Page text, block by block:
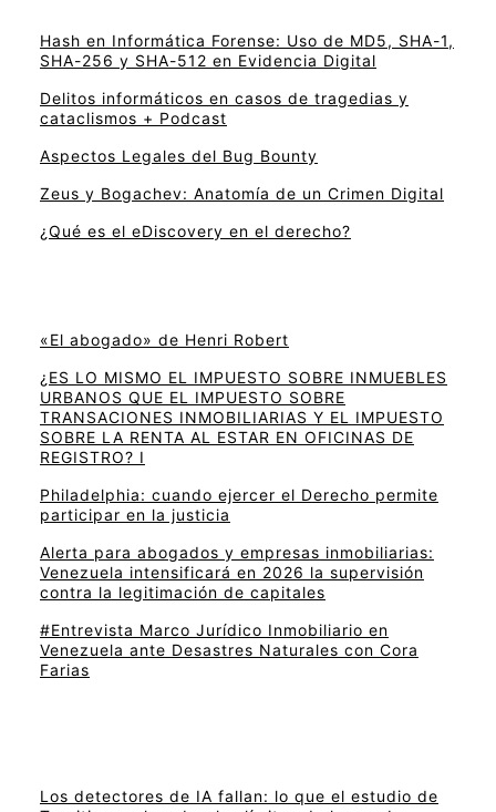
Hash en Informática Forense: Uso de MD5, SHA-1,
SHA-256 y SHA-512 en Evidencia Digital
Delitos informáticos en casos de tragedias y
cataclismos + Podcast
Aspectos Legales del Bug Bounty
Zeus y Bogachev: Anatomía de un Crimen Digital
¿Qué es el eDiscovery en el derecho?
«El abogado» de Henri Robert
¿ES LO MISMO EL IMPUESTO SOBRE INMUEBLES
URBANOS QUE EL IMPUESTO SOBRE
TRANSACIONES INMOBILIARIAS Y EL IMPUESTO
SOBRE LA RENTA AL ESTAR EN OFICINAS DE
REGISTRO? I
Philadelphia: cuando ejercer el Derecho permite
participar en la justicia
Alerta para abogados y empresas inmobiliarias:
Venezuela intensificará en 2026 la supervisión
contra la legitimación de capitales
#Entrevista Marco Jurídico Inmobiliario en
Venezuela ante Desastres Naturales con Cora
Farias
Los detectores de IA fallan: lo que el estudio de